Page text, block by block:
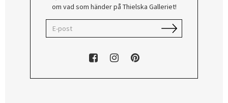
om vad som händer på Thielska Galleriet!